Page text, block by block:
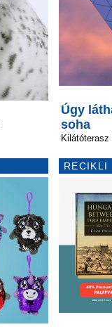
Úgy
soha
Kilátóterasz
RECIKLI